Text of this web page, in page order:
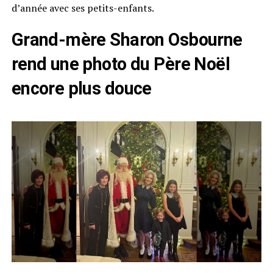
d’année avec ses petits-enfants.
Grand-mère Sharon Osbourne
rend une photo du Père Noël
encore plus douce